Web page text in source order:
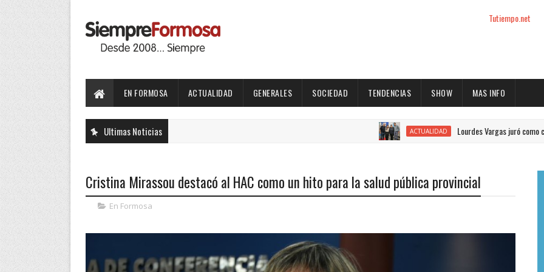
Tutiempo.net
EN FORMOSA ACTUALIDAD GENERALES SOCIEDAD TENDENCIAS SHOW MAS INFO
Ultimas Noticias ACTUALIDAD Lourdes Vargas juró como concejal
Cristina Mirassou destacó al HAC como un hito para la salud pública provincial
En Formosa